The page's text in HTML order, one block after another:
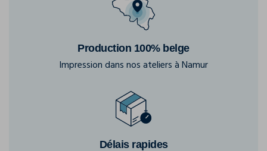
Production 100% belge
Impression dans nos ateliers à Namur
Délais rapides